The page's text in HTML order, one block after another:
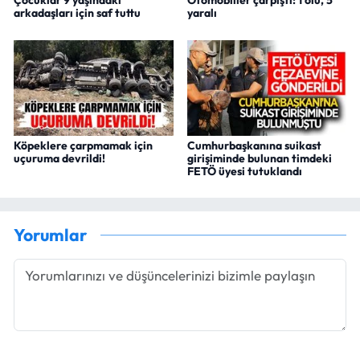
arkadaşları için saf tuttu
yaralı
Köpeklere çarpmamak için
uçuruma devrildi!
Cumhurbaşkanına suikast
girişiminde bulunan timdeki
FETÖ üyesi tutuklandı
Yorumlar